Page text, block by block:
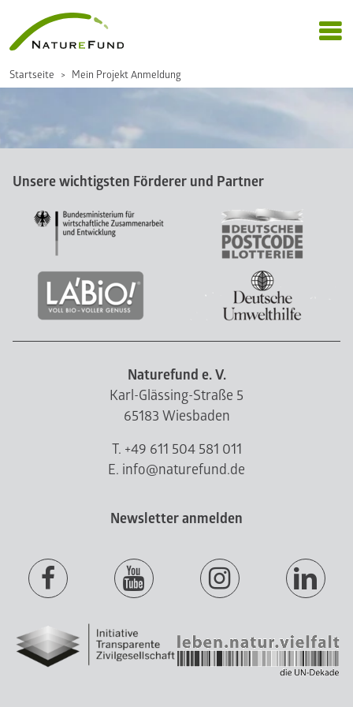
Startseite Mein Projekt Anmeldung
Unsere wichtigsten Förderer und Partner
Naturefund e. V.
Karl-Glässing-Straße 5
65183 Wiesbaden
T. +49 611 504 581 011
E. info@naturefund.de
Newsletter anmelden